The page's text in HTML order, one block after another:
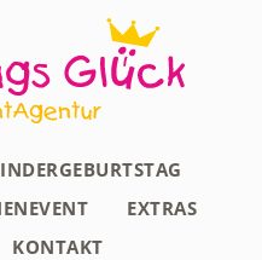
EXTRAS
KONTAKT